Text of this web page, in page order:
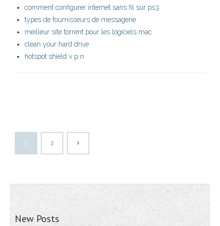
comment configurer internet sans fil sur ps3
types de fournisseurs de messagerie
meilleur site torrent pour les logiciels mac
clean your hard drive
hotspot shield v p n
1 2
New Posts